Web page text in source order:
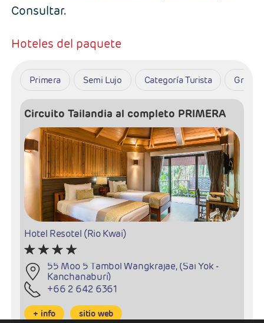
Consultar.
Hoteles del paquete
Primera Semi Lujo Categoría Turista Gran
Circuito Tailandia al completo PRIMERA
Hotel Resotel (Rio Kwai)
55 Moo 5 Tambol Wangkrajae, (Sai Yok -
Kanchanaburi)
+66 2 642 6361
+ info sitio web